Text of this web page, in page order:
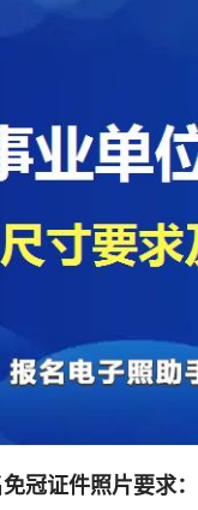
冠证件照片要求：